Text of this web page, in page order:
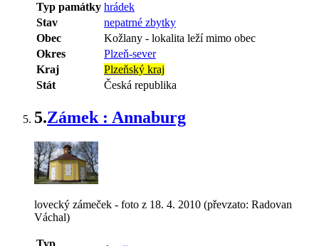
Typ památky hrádek
Stav
nepatrné zbytky
Obec
Kožlany - lokalita leží mimo obec
Okres
Plzeň-sever
Kraj
Plzeňský kraj
Stát
Česká republika
5.Zámek : Annaburg
lovecký zámeček - foto z 18. 4. 2010 (převzato: Radovan
Váchal)
Typ